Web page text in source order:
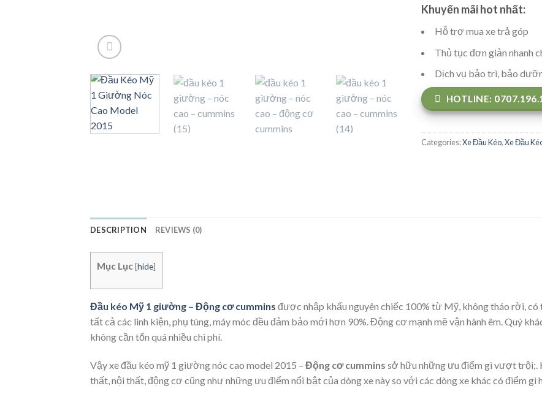
Khuyến mãi hot nhất:
Hỗ trợ mua xe trả góp
Thủ tục đơn giản nhanh
Dịch vụ bảo trì, bảo
HOTLINE:
Categories:Xe Đầu Kéo,Xe Đầu
DESCRIPTION REVIEWS (0)
Mục Lục[hide]
Đầu kéo Mỹ 1 giường – Động cơ cummins được nhập khẩu nguyên chiếc 100% từ Mỹ, không tháo rời,
tất cả các linh kiện, phụ tùng, máy móc đều đảm bảo mới hơn 90%. Động cơ mạnh mẽ vận hành êm. Quý
không cần tốn quá nhiều chi phí.
Vậy xe đầu kéo mỹ 1 giường nóc cao model 2015 – Động cơ cummins sở hữu những ưu điểm gì vượt trội;.
thất, nội thất, động cơ cũng như những ưu điểm nổi bật của dòng xe này so với các dòng xe khác có điểm gì